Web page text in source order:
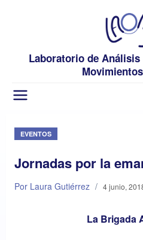
Laboratorio de
EVENTOS
Jornadas por la
Por Laura Gutiérrez / 4 junio,
La Brigada